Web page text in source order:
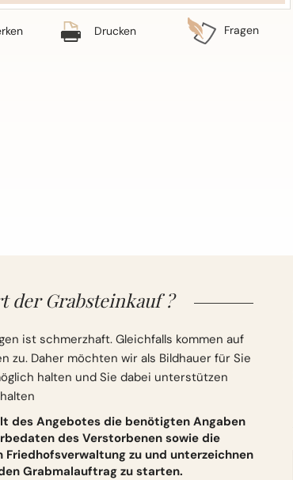
Drucken Fragen
der Grabsteinkauf ?
ist schmerzhaft. Gleichfalls kommen auf
zu. Daher möchten wir als Bildhauer für Sie
halten und Sie dabei unterstützen
des Angebotes die benötigten Angaben
des Verstorbenen sowie die
zu und unterzeichnen
Grabmalauftrag zu starten.